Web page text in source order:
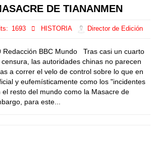
DE TIANANMEN
1693 HISTORIA Director de Edición
Redacción BBC Mundo Tras casi un cuarto
las autoridades chinas no parecen
a correr el velo de control sobre lo que en
y eufemísticamente como los "incidentes
resto del mundo como la Masacre de
para este...